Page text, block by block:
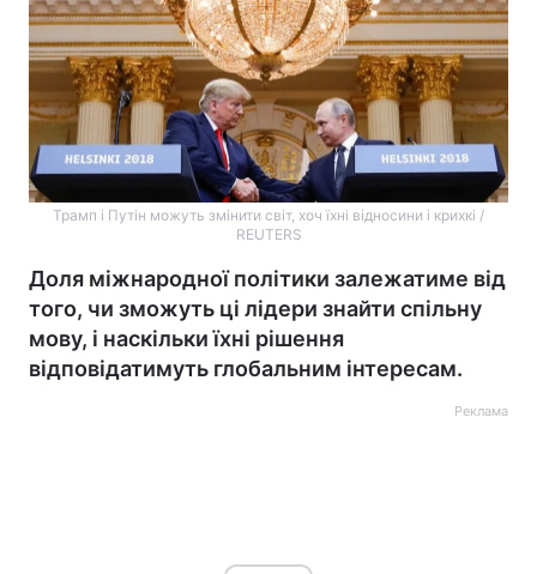
Трамп і Путін можуть змінити світ, хоч їхні відносини і крихкі /
REUTERS
Доля міжнародної політики залежатиме від
того, чи зможуть ці лідери знайти спільну
мову, і наскільки їхні рішення
відповідатимуть глобальним інтересам.
Реклама